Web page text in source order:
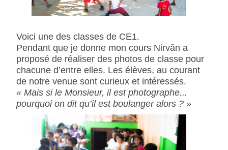
Voici une des classes de CE1.
Pendant que je donne mon cours Nirvân a
proposé de réaliser des photos de classe pour
chacune d’entre elles. Les élèves, au courant
de notre venue sont curieux et intéressés.
« Mais si le Monsieur, il est photographe...
pourquoi on dit qu’il est boulanger alors ? »